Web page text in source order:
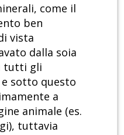
come il
ben
vista
dalla soia
tutti gli
sotto questo
a
animale (es.
tuttavia